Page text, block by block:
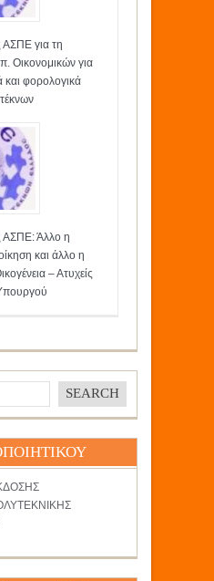
ΑΣΠΕ για τη
Οικονομικών για
και φορολογικά
ΑΣΠΕ: Άλλο η
και άλλο η
– Ατυχείς